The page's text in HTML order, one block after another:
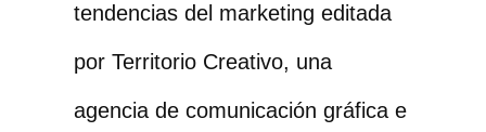
tendencias del marketing editada
por Territorio Creativo, una
agencia de comunicación gráfica e